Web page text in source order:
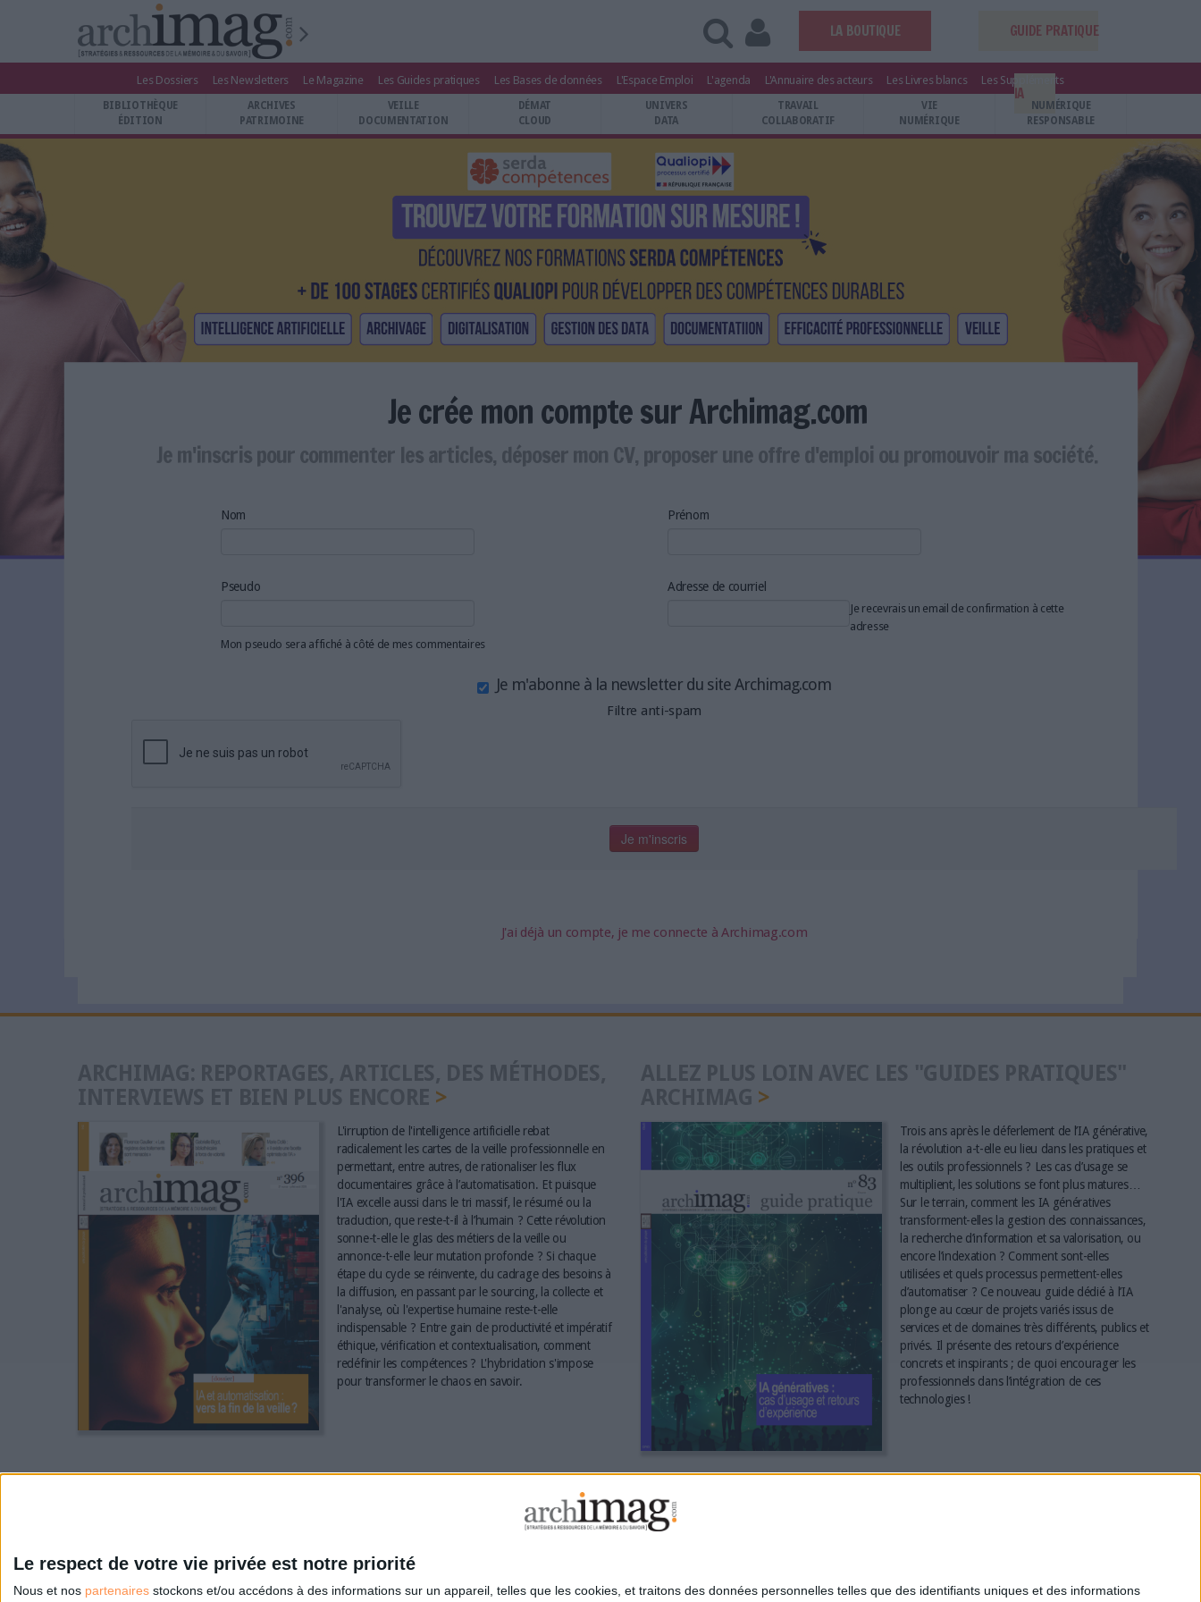
Le respect de votre vie privée est notre priorité
Nous et nos partenaires stockons et/ou accédons à des informations sur un appareil, telles que les cookies, et traitons des données personnelles telles que des identifiants uniques et des informations
LA BOUTIQUE GUIDE PRATIQUE
IA
BIBLIOTHÈQUE ÉDITION
ARCHIVES PATRIMOINE
VEILLE DOCUMENTATION
UNIVERS DATA
TRAVAIL COLLABORATIF
VIE NUMÉRIQUE
NUMÉRIQUE RESPONSABLE
L'ANNUAIRE DES ACTEURS
Les Dossiers Les Newsletters Le Magazine Les Guides pratiques Les Bases de données L'Espace Emploi L'agenda L'Annuaire des acteurs Les Livres blancs Les Suppléments
BIBLIOTHÈQUE
ÉDITION
ARCHIVES
PATRIMOINE
VEILLE
DOCUMENTATION
DÉMAT
CLOUD
UNIVERS
DATA
TRAVAIL
COLLABORATIF
VIE
NUMÉRIQUE
NUMÉRIQUE
RESPONSABLE
Je crée mon compte sur Archimag.com
Je m'inscris pour commenter les articles, déposer mon CV, proposer une offre d'emploi ou promouvoir ma société.
Nom
Pseudo
Mon pseudo sera affiché à côté de mes commentaires
Prénom
Adresse de courriel
Je recevrais un email de confirmation à cette
adresse
Je m'abonne à la newsletter du site Archimag.com
Filtre anti-spam
J'ai déjà un compte, je me connecte à Archimag.com
L'irruption de l'intelligence artificielle rebat
radicalement les cartes de la veille professionnelle en
permettant, entre autres, de rationaliser les flux
documentaires grâce à l’automatisation. Et puisque
l'IA excelle aussi dans le tri massif, le résumé ou la
traduction, que reste-t-il à l’humain ? Cette révolution
sonne-t-elle le glas des métiers de la veille ou
annonce-t-elle leur mutation profonde ? Si chaque
étape du cycle se réinvente, du cadrage des besoins à
la diffusion, en passant par le sourcing, la collecte et
l'analyse, où l'expertise humaine reste-t-elle
indispensable ? Entre gain de productivité et impératif
éthique, vérification et contextualisation, comment
redéfinir les compétences ? L'hybridation s'impose
pour transformer le chaos en savoir.
Trois ans après le déferlement de l’IA générative,
la révolution a-t-elle eu lieu dans les pratiques et
les outils professionnels ? Les cas d’usage se
multiplient, les solutions se font plus matures…
Sur le terrain, comment les IA génératives
transforment-elles la gestion des connaissances,
la recherche d’information et sa valorisation, ou
encore l’indexation ? Comment sont-elles
utilisées et quels processus permettent-elles
d’automatiser ? Ce nouveau guide dédié à l’IA
plonge au cœur de projets variés issus de
services et de domaines très différents, publics et
privés. Il présente des retours d’expérience
concrets et inspirants ; de quoi encourager les
professionnels dans l’intégration de ces
technologies !